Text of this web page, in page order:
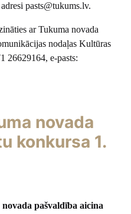
pasts@tukums.lv.
ar Tukuma novada
nodaļas Kultūras
26629164, e-pasts:
novada
konkursa 1.
pašvaldība aicina